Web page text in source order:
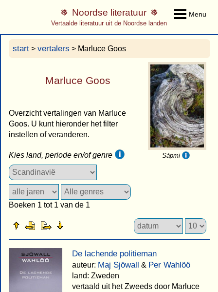
Menu
Noordse literatuur
Vertaalde literatuur uit de Noordse landen
start > vertalers > Marluce Goos
Sápmi
Marluce Goos
Overzicht vertalingen van Marluce
Goos. U kunt hieronder het filter
instellen of veranderen.
Kies land, periode en/of genre
Boeken 1 tot 1 van de 1
De lachende politieman
auteur: Maj Sjöwall & Per Wahlöö
land: Zweden
vertaald uit het Zweeds door Marluce